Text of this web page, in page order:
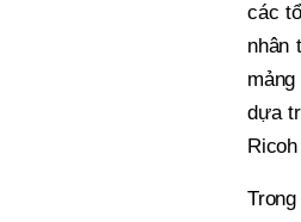
các
nhân
dựa